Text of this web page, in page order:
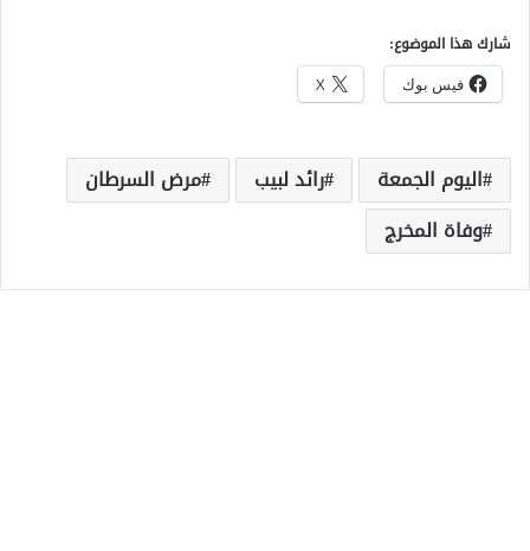
شارك هذا الموضوع:
فيس بوك X
اليوم الجمعة رائد لبيب
مرض السرطان
وفاة المخرج